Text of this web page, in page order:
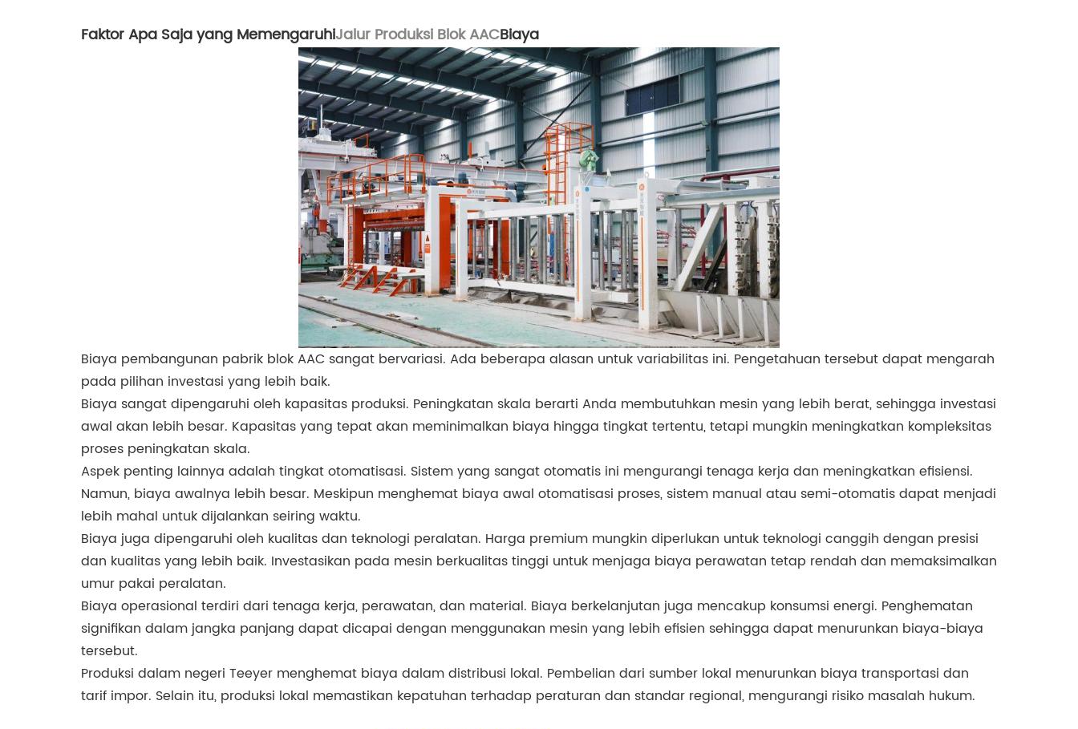
Faktor Apa Saja yang MemengaruhiJalur Produksi Blok AACBiaya
Biaya pembangunan pabrik blok AAC sangat bervariasi. Ada beberapa alasan untuk variabilitas ini. Pengetahuan tersebut dapat mengarah
pada pilihan investasi yang lebih baik.
Biaya sangat dipengaruhi oleh kapasitas produksi. Peningkatan skala berarti Anda membutuhkan mesin yang lebih berat, sehingga investasi
awal akan lebih besar. Kapasitas yang tepat akan meminimalkan biaya hingga tingkat tertentu, tetapi mungkin meningkatkan kompleksitas
proses peningkatan skala.
Aspek penting lainnya adalah tingkat otomatisasi. Sistem yang sangat otomatis ini mengurangi tenaga kerja dan meningkatkan efisiensi.
Namun, biaya awalnya lebih besar. Meskipun menghemat biaya awal otomatisasi proses, sistem manual atau semi-otomatis dapat menjadi
lebih mahal untuk dijalankan seiring waktu.
Biaya juga dipengaruhi oleh kualitas dan teknologi peralatan. Harga premium mungkin diperlukan untuk teknologi canggih dengan presisi
dan kualitas yang lebih baik. Investasikan pada mesin berkualitas tinggi untuk menjaga biaya perawatan tetap rendah dan memaksimalkan
umur pakai peralatan.
Biaya operasional terdiri dari tenaga kerja, perawatan, dan material. Biaya berkelanjutan juga mencakup konsumsi energi. Penghematan
signifikan dalam jangka panjang dapat dicapai dengan menggunakan mesin yang lebih efisien sehingga dapat menurunkan biaya-biaya
tersebut.
Produksi dalam negeri Teeyer menghemat biaya dalam distribusi lokal. Pembelian dari sumber lokal menurunkan biaya transportasi dan
tarif impor. Selain itu, produksi lokal memastikan kepatuhan terhadap peraturan dan standar regional, mengurangi risiko masalah hukum.